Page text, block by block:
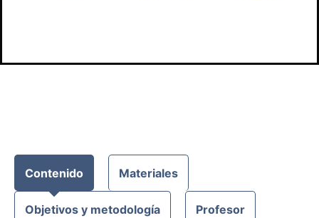
Contenido Materiales
Objetivos y metodología Profesor